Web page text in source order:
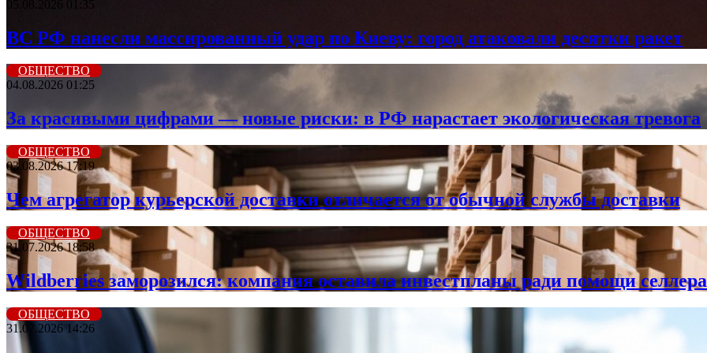
05.08.2026 01:35
ВС РФ нанесли массированный удар по Киеву: город атаковали десятки ракет
ОБЩЕСТВО
04.08.2026 01:25
За красивыми цифрами — новые риски: в РФ нарастает экологическая тревога
ОБЩЕСТВО
03.08.2026 17:19
Чем агрегатор курьерской доставки отличается от обычной службы доставки
ОБЩЕСТВО
31.07.2026 18:58
Wildberriеs заморозился: компания оставила инвестпланы ради помощи
ОБЩЕСТВО
31.07.2026 14:26